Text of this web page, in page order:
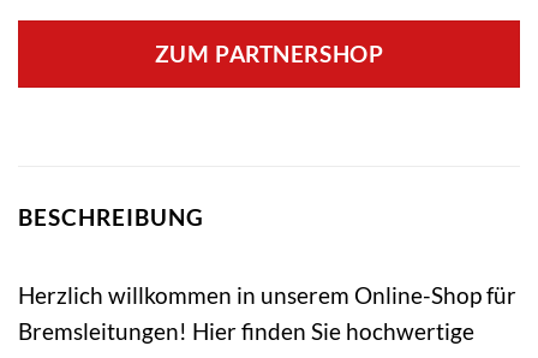
ZUM PARTNERSHOP
BESCHREIBUNG
Herzlich willkommen in unserem Online-Shop für
Bremsleitungen! Hier finden Sie hochwertige